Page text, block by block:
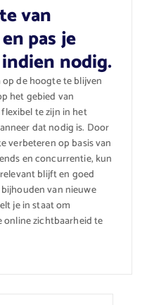
van
pas je
nodig.
op de hoogte te blijven
het gebied van
te zijn in het
dat nodig is. Door
verbeteren op basis van
en concurrentie, kun
blijft en goed
van nieuwe
je in staat om
zichtbaarheid te